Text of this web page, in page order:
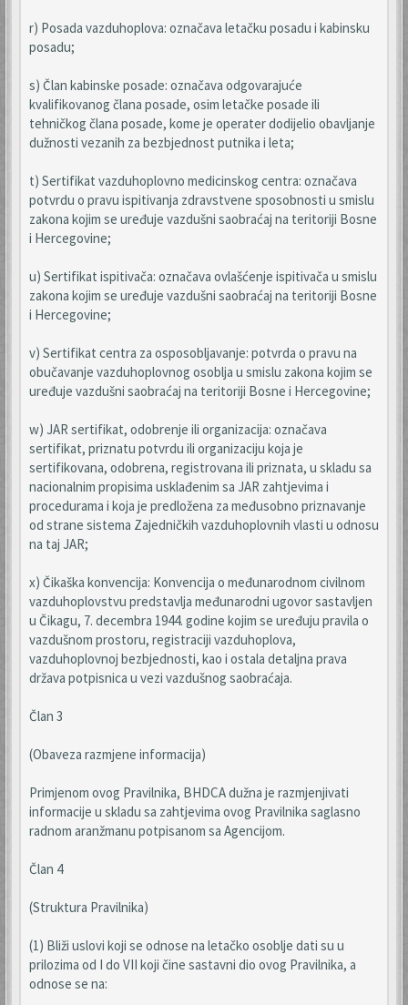
r) Posada vazduhoplova: označava letačku posadu i kabinsku
posadu;
s) Član kabinske posade: označava odgovarajuće
kvalifikovanog člana posade, osim letačke posade ili
tehničkog člana posade, kome je operater dodijelio obavljanje
dužnosti vezanih za bezbjednost putnika i leta;
t) Sertifikat vazduhoplovno medicinskog centra: označava
potvrdu o pravu ispitivanja zdravstvene sposobnosti u smislu
zakona kojim se uređuje vazdušni saobraćaj na teritoriji Bosne
i Hercegovine;
u) Sertifikat ispitivača: označava ovlašćenje ispitivača u smislu
zakona kojim se uređuje vazdušni saobraćaj na teritoriji Bosne
i Hercegovine;
v) Sertifikat centra za osposobljavanje: potvrda o pravu na
obučavanje vazduhoplovnog osoblja u smislu zakona kojim se
uređuje vazdušni saobraćaj na teritoriji Bosne i Hercegovine;
w) JAR sertifikat, odobrenje ili organizacija: označava
sertifikat, priznatu potvrdu ili organizaciju koja je
sertifikovana, odobrena, registrovana ili priznata, u skladu sa
nacionalnim propisima usklađenim sa JAR zahtjevima i
procedurama i koja je predložena za međusobno priznavanje
od strane sistema Zajedničkih vazduhoplovnih vlasti u odnosu
na taj JAR;
x) Čikaška konvencija: Konvencija o međunarodnom civilnom
vazduhoplovstvu predstavlja međunarodni ugovor sastavljen
u Čikagu, 7. decembra 1944. godine kojim se uređuju pravila o
vazdušnom prostoru, registraciji vazduhoplova,
vazduhoplovnoj bezbjednosti, kao i ostala detaljna prava
država potpisnica u vezi vazdušnog saobraćaja.
Član 3
(Obaveza razmjene informacija)
Primjenom ovog Pravilnika, BHDCA dužna je razmjenjivati
informacije u skladu sa zahtjevima ovog Pravilnika saglasno
radnom aranžmanu potpisanom sa Agencijom.
Član 4
(Struktura Pravilnika)
(1) Bliži uslovi koji se odnose na letačko osoblje dati su u
prilozima od I do VII koji čine sastavni dio ovog Pravilnika, a
odnose se na: